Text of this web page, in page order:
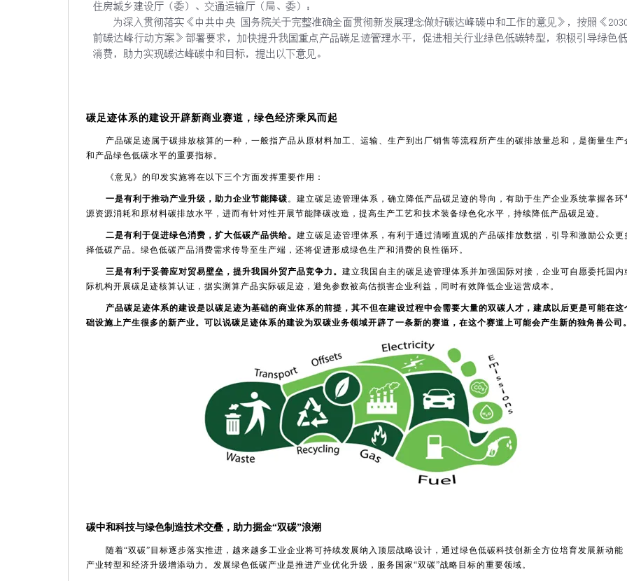
碳足迹体系的建设开辟新商业赛道，绿色经济乘风而起
产品碳足迹属于碳排放核算的一种，一般指产品从原材料加工、运输、生产到出厂销售等流程所产生的碳排放量总和，是衡量生产
和产品绿色低碳水平的重要指标。
《意见》 的印发实施将在以下三个方面发挥重要作用：
一是有利于推动产业升级，助力企业节能降碳。建立碳足迹管理体系，确立降低产品碳足迹的导向，有助于生产企业系统掌握各环
源资源消耗和原材料碳排放水平，进而有针对性开展节能降碳改造，提高生产工艺和技术装备绿色化水平，持续降低产品碳足迹。
二是有利于促进绿色消费，扩大低碳产品供给。 建立碳足迹管理体系，有利于通过清晰直观的产品碳排放数据，引导和激励公众更
择低碳产品。绿色低碳产品消费需求传导至生产端，还将促进形成绿色生产和消费的良性循环。
三是有利于妥善应对贸易壁垒，提升我国 外贸产品竞争力。 建立我国自主的碳足迹管理体系并加强国际对接，企业可自愿委托国内
际机构开展碳足迹核算认证，据实测算产品实际碳足迹，避免参数被高估损害企业利益，同时有效降低企业运营成本。
产品碳足迹体系的建设是以碳足迹为基础的商业体系的前提，其不但在建设过程中会需要大量的双碳人才，建成以后更是可能在这
础设施上产生很多的新产业。可以说碳足迹体系的建设为双碳业务领域开辟了一条新的赛道，在这个赛道上可能会产生新的独角兽公司
碳中和科技与绿色制造技术交叠，助力掘金“双碳”浪潮
随着“双碳”目标逐步落实推进，越来越多工业企业将可持续发展纳入顶层战略设计，通过绿色低碳科技创新全方位培育发展新动能
产业转型和经济升级增添动力。发展绿色低碳产业是推进产业优化升级，服务国家“双碳”战略目标的重要领域。